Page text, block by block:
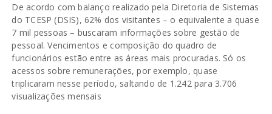
De acordo com balanço realizado pela Diretoria de Sistemas
do TCESP (DSIS), 62% dos visitantes – o equivalente a quase
7 mil pessoas – buscaram informações sobre gestão de
pessoal. Vencimentos e composição do quadro de
funcionários estão entre as áreas mais procuradas. Só os
acessos sobre remunerações, por exemplo, quase
triplicaram nesse período, saltando de 1.242 para 3.706
visualizações mensais